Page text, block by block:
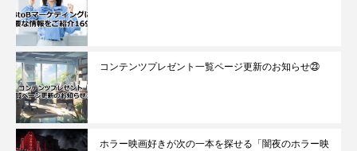
コンテンツプレゼント一覧ページ更新のお知らせ㉓
ホラー映画好きが次の一本を探せる「闇夜のホラー映